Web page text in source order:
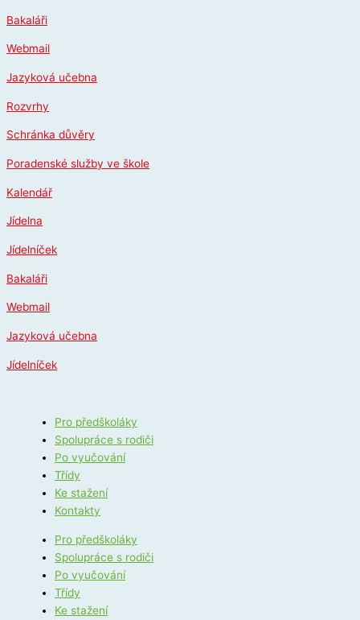
na
obsah
Bakaláři
Webmail
Jazyková učebna
Rozvrhy
Schránka důvěry
Poradenské služby ve škole
Kalendář
Jídelna
Jídelníček
Bakaláři
Webmail
Jazyková učebna
Jídelníček
Pro předškoláky
Spolupráce s rodiči
Po vyučování
Třídy
Ke stažení
Kontakty
Pro předškoláky
Spolupráce s rodiči
Po vyučování
Třídy
Ke stažení